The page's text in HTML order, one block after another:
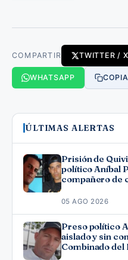
COMPARTIR TWITTER / X
WHATSAPP
ÚLTIMAS ALERTAS
Prisión de
político Aníbal
compañero de
05 AGO 2026
Preso político
aislado y sin
Combinado del